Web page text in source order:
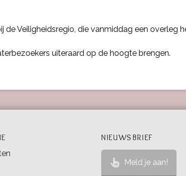
Veiligheidsregio, die vanmiddag een overleg
uiteraard op de hoogte brengen.
NIEUWSBRIEF
Meld je aan!